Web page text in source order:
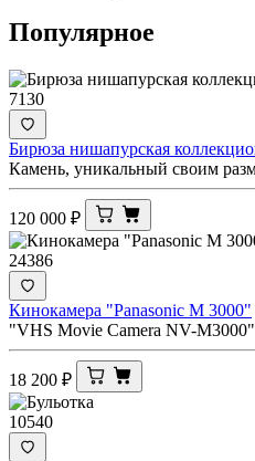
Популярное
7130
Бирюза нишапурская
Камень, уникальный своим
120 000 ₽
24386
Кинокамера "Panasonic M 3000"
"VHS Movie Camera NV-
18 200 ₽
10540